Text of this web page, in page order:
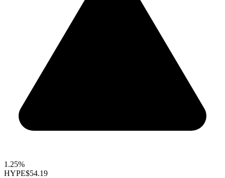
1.25%
HYPE$54.19